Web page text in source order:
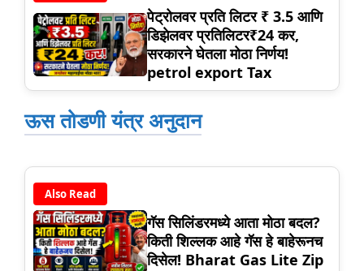
पेट्रोलवर प्रति लिटर ₹ 3.5 आणि
डिझेलवर प्रतिलिटर₹24 कर,
सरकारने घेतला मोठा निर्णय!
petrol export Tax
ऊस तोडणी यंत्र अनुदान
Also Read
गॅस सिलिंडरमध्ये आता मोठा बदल?
किती शिल्लक आहे गॅस हे बाहेरूनच
दिसेल! Bharat Gas Lite Zip